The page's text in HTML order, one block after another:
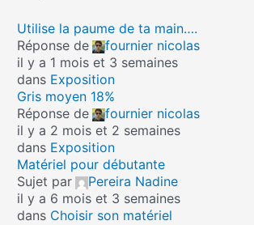
Utilise la paume de ta main….
Réponse de
fournier nicolas
il y a 1 mois et 3 semaines
dans Exposition
Gris moyen 18%
Réponse de
fournier nicolas
il y a 2 mois et 2 semaines
dans Exposition
Matériel pour débutante
Sujet par
Pereira Nadine
il y a 6 mois et 3 semaines
dans Choisir son matériel